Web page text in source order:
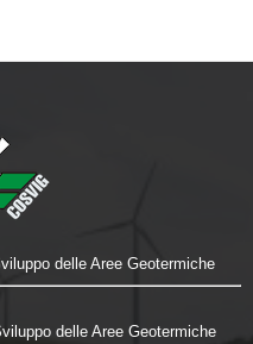
delle Aree Geotermiche
delle Aree Geotermiche